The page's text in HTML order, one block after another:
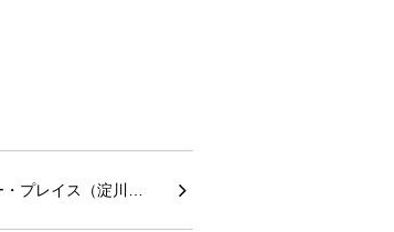
プレイス（淀川…